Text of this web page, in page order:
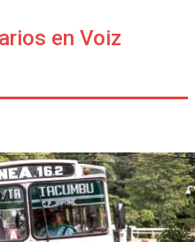
en Voiz